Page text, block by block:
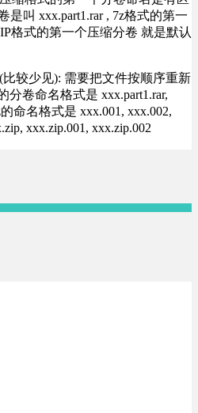
是叫 xxx.part1.rar , 7z格式的第一
格式的第一个压缩分卷 就是默认
较少见): 需要把文件按顺序重新
卷命名格式是 xxx.part1.rar,
的命名格式是 xxx.001, xxx.002,
xxx.zip.001, xxx.zip.002